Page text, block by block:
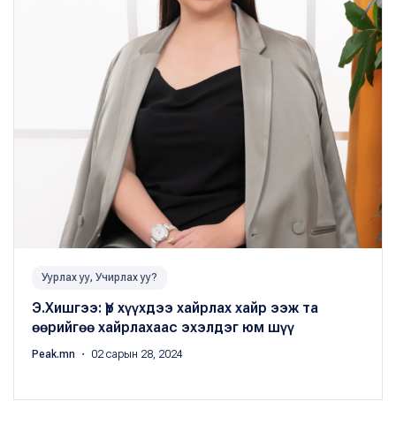
Уурлах уу, Учирлах уу?
Э.Хишгээ: Үр хүүхдээ хайрлах хайр ээж та
өөрийгөө хайрлахаас эхэлдэг юм шүү
Peak.mn ・ 02 сарын 28, 2024